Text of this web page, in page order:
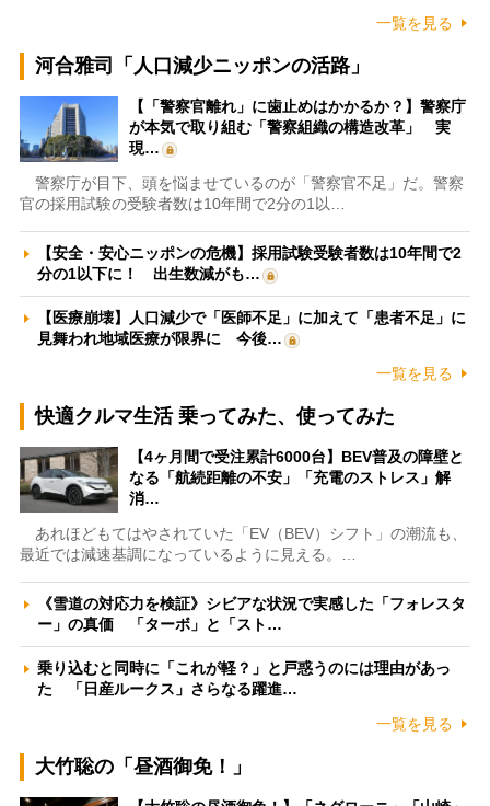
一覧を見る
河合雅司「人口減少ニッポンの活路」
【「警察官離れ」に歯止めはかかるか？】警察庁
が本気で取り組む「警察組織の構造改革」 実
現…
警察庁が目下、頭を悩ませているのが「警察官不足」だ。警察
官の採用試験の受験者数は10年間で2分の1以…
【安全・安心ニッポンの危機】採用試験受験者数は10年間で2
分の1以下に！ 出生数減がも…
【医療崩壊】人口減少で「医師不足」に加えて「患者不足」に
見舞われ地域医療が限界に 今後…
一覧を見る
快適クルマ生活 乗ってみた、使ってみた
【4ヶ月間で受注累計6000台】BEV普及の障壁と
なる「航続距離の不安」「充電のストレス」解
消…
あれほどもてはやされていた「EV（BEV）シフト」の潮流も、
最近では減速基調になっているように見える。…
《雪道の対応力を検証》シビアな状況で実感した「フォレスタ
ー」の真価 「ターボ」と「スト…
乗り込むと同時に「これが軽？」と戸惑うのには理由があっ
た 「日産ルークス」さらなる躍進…
一覧を見る
大竹聡の「昼酒御免！」